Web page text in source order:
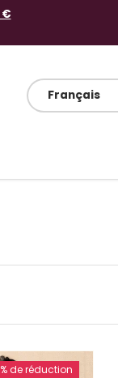
€
de réduction